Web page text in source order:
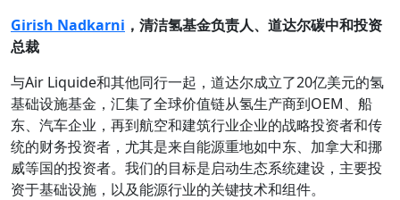
Girish Nadkarni ，清洁氢基金负责人、道达尔碳中和投资
总裁
与Air Liquide和其他同行一起，道达尔成立了20亿美元的氢
基础设施基金，汇集了全球价值链从氢生产商到OEM、船
东、汽车企业，再到航空和建筑行业企业的战略投资者和传
统的财务投资者，尤其是来自能源重地如中东、加拿大和挪
威等国的投资者。我们的目标是启动生态系统建设，主要投
资于基础设施，以及能源行业的关键技术和组件。